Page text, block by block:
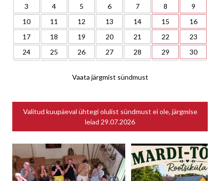
3
4 5 6 7 8
9
10
11 12 13 14 15
16
17
18 19 20 21 22
23
24
25 26 27 28 29 30
Vaata järgmist sündmust
Valitud kuupäeval ühtegi olulist sündmust ei ole, järgmise
leiad 29.07.2026